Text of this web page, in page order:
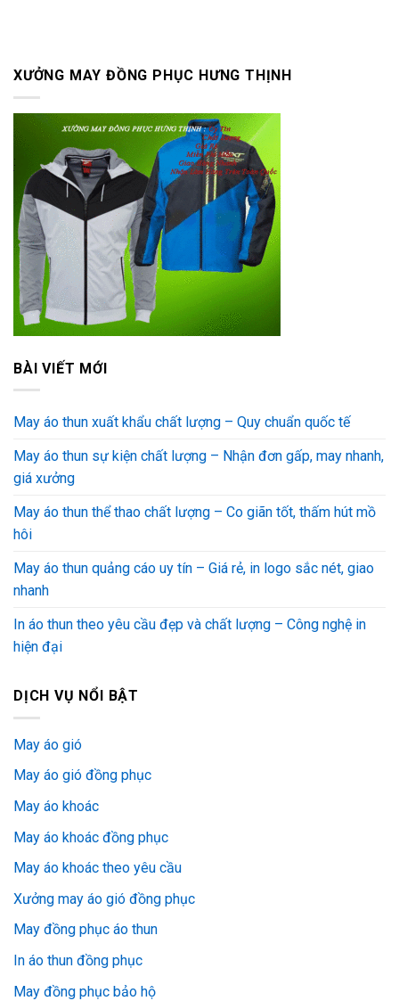
XƯỞNG MAY ĐỒNG PHỤC HƯNG THỊNH
BÀI VIẾT MỚI
May áo thun xuất khẩu chất lượng – Quy chuẩn quốc tế
May áo thun sự kiện chất lượng – Nhận đơn gấp, may nhanh,
giá xưởng
May áo thun thể thao chất lượng – Co giãn tốt, thấm hút mồ
hôi
May áo thun quảng cáo uy tín – Giá rẻ, in logo sắc nét, giao
nhanh
In áo thun theo yêu cầu đẹp và chất lượng – Công nghệ in
hiện đại
DỊCH VỤ NỔI BẬT
May áo gió
May áo gió đồng phục
May áo khoác
May áo khoác đồng phục
May áo khoác theo yêu cầu
Xưởng may áo gió đồng phục
May đồng phục áo thun
In áo thun đồng phục
May đồng phục bảo hộ